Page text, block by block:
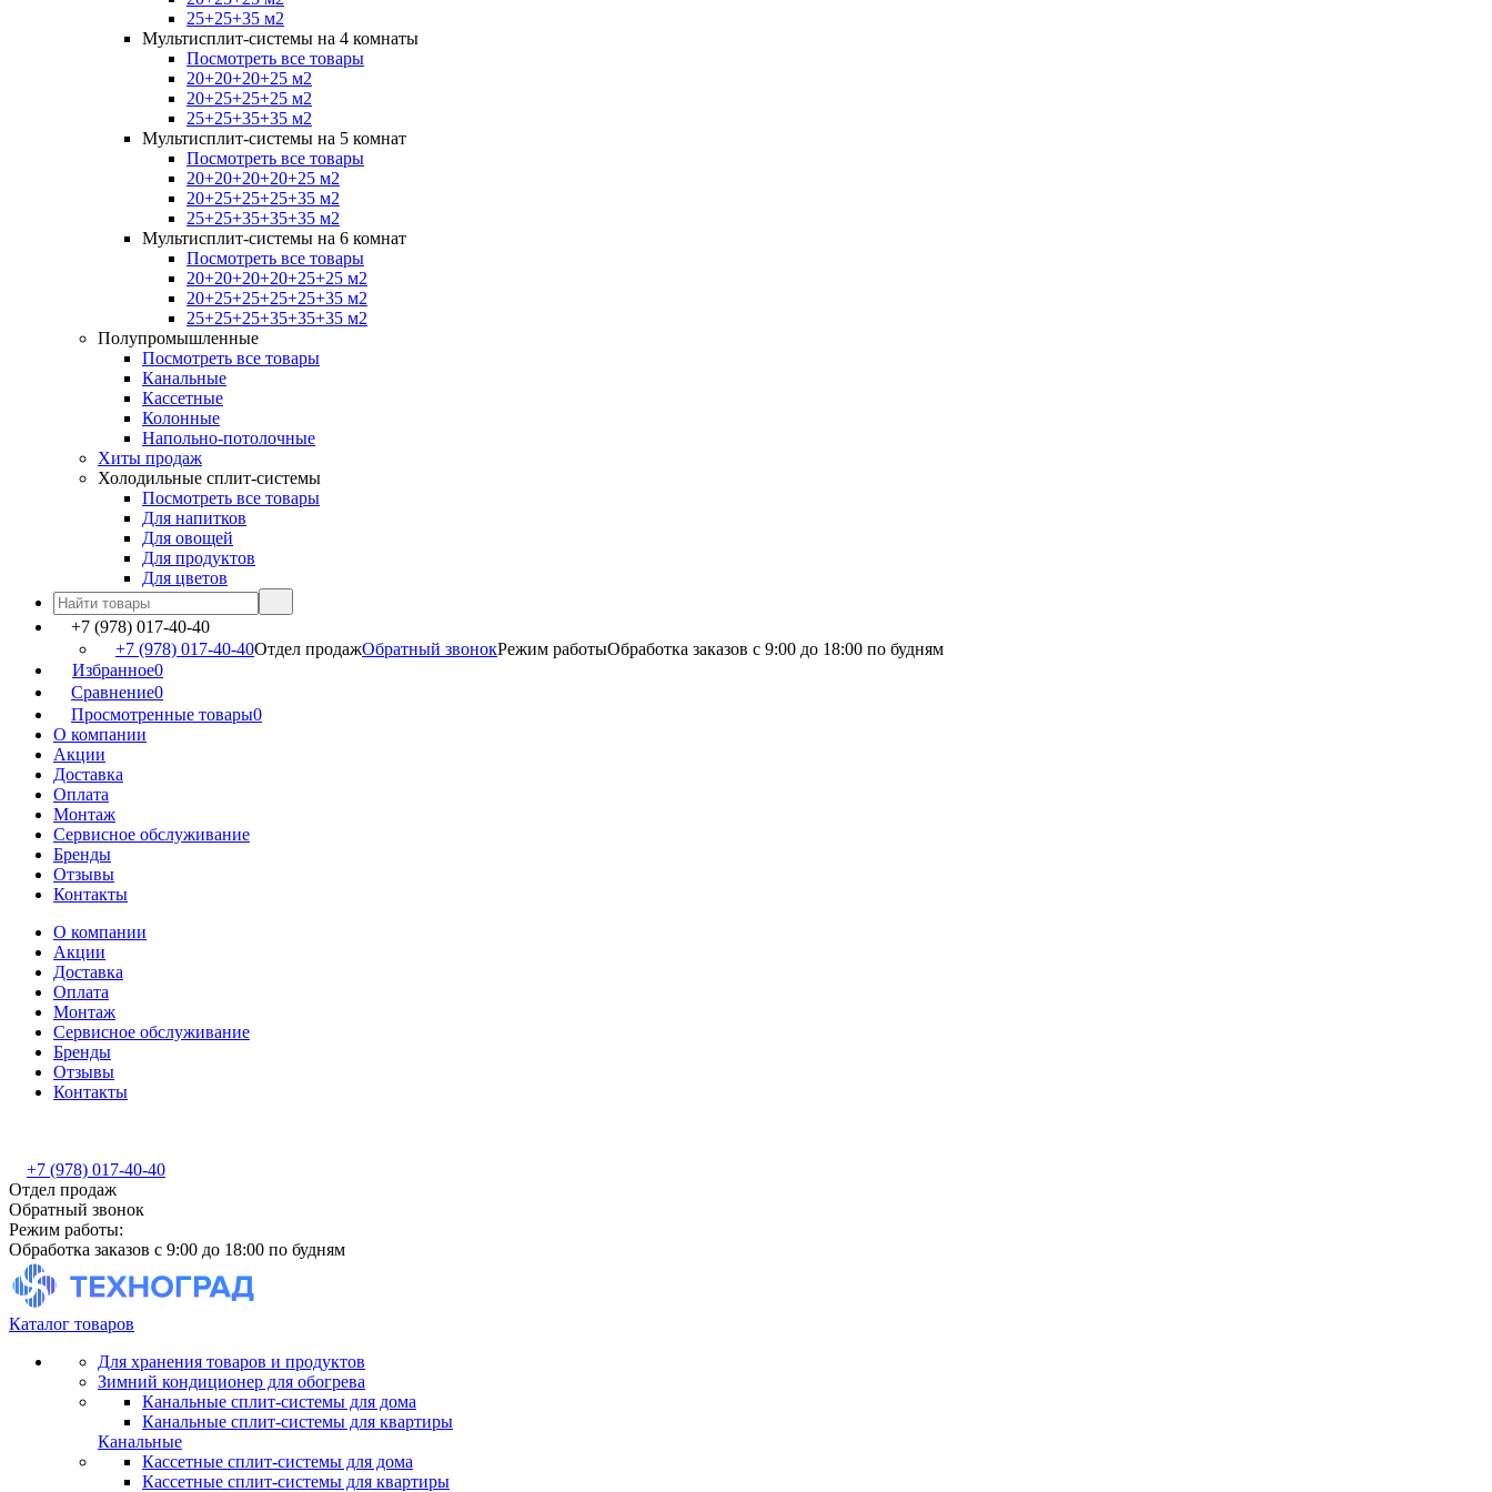
25+25+35 м2
Мультисплит-системы на 4 комнаты
Посмотреть все товары
20+20+20+25 м2
20+25+25+25 м2
25+25+35+35 м2
Мультисплит-системы на 5 комнат
Посмотреть все товары
20+20+20+20+25 м2
20+25+25+25+35 м2
25+25+35+35+35 м2
Мультисплит-системы на 6 комнат
Посмотреть все товары
20+20+20+20+25+25 м2
20+25+25+25+25+35 м2
25+25+25+35+35+35 м2
Полупромышленные
Посмотреть все товары
Канальные
Кассетные
Колонные
Напольно-потолочные
Хиты продаж
Холодильные сплит-системы
Посмотреть все товары
Для напитков
Для овощей
Для продуктов
Для цветов
+7 (978) 017-40-40
+7 (978) 017-40-40Отдел продажОбратный звонокРежим работыОбработка заказов с 9:00 до 18:00 по будням
Избранное0
Сравнение0
Просмотренные товары0
О компании
Акции
Доставка
Оплата
Монтаж
Сервисное обслуживание
Бренды
Отзывы
Контакты
О компании
Акции
Доставка
Оплата
Монтаж
Сервисное обслуживание
Бренды
Отзывы
Контакты
+7 (978) 017-40-40
Отдел продаж
Обратный звонок
Режим работы:
Обработка заказов с 9:00 до 18:00 по будням
Каталог товаров
Для хранения товаров и продуктов
Зимний кондиционер для обогрева
Канальные сплит-системы для дома
Канальные сплит-системы для квартиры
Канальные
Кассетные сплит-системы для дома
Кассетные сплит-системы для квартиры